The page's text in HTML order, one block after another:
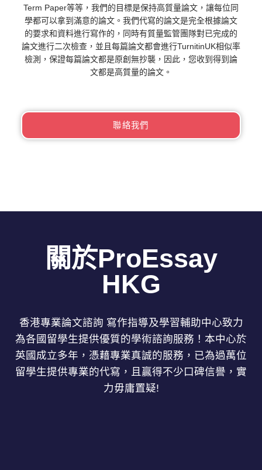
Term Paper等等，我們的目標是保持高質量論文，讓每位同
學都可以拿到滿意的論文。我們代寫的論文是完全根據論文
的要求和資料進行寫作的，同時有質量監管團隊對已完成的
論文進行二次檢查，並且每篇論文都會進行TurnitinUK相似率
檢測，保證每篇論文都是原創無抄襲，因此，您收到得到論
文都是高質量的論文。
聯絡我們
關於ProEssay
HKG
香港專業論文諮詢 寫作指導及學習輔助中心致力
為各國留學生提供優質的學術諮詢服務！本中心於
英國成立多年，憑藉專業真誠的服務，已為過萬位
留學生提供專業的代寫，且贏得不少口碑信譽，實
力毋庸置疑!